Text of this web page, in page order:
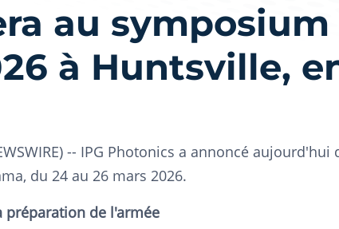
au
à Huntsville,
-- IPG Photonics a annoncé
du 24 au 26 mars 2026.
préparation de l'armée